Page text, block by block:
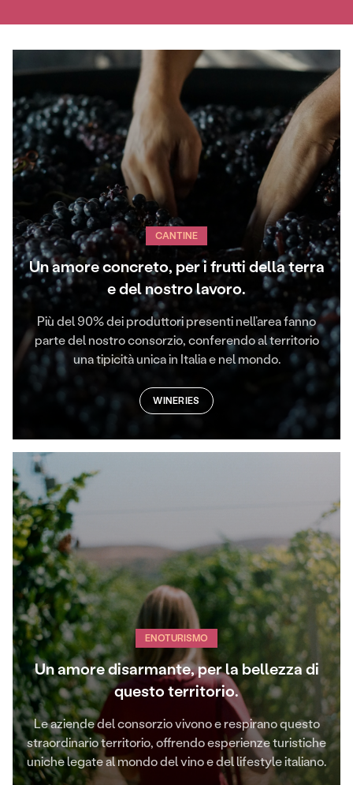
CANTINE
Un amore concreto, per i frutti della terra
e del nostro lavoro.
Più del 90% dei produttori presenti nell’area fanno
parte del nostro consorzio, conferendo al territorio
una tipicità unica in Italia e nel mondo.
WINERIES
ENOTURISMO
Un amore disarmante, per la bellezza di
questo territorio.
Le aziende del consorzio vivono e respirano questo
straordinario territorio, offrendo esperienze turistiche
uniche legate al mondo del vino e del lifestyle italiano.